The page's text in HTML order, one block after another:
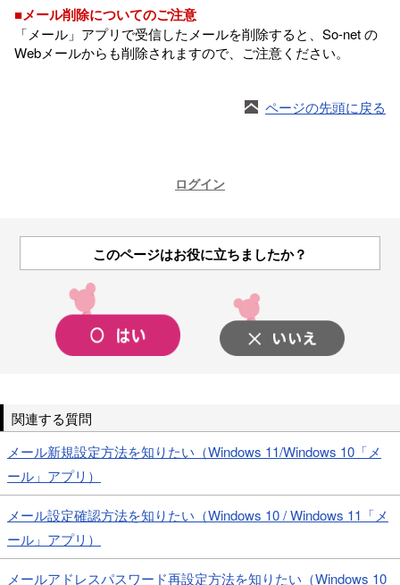
■メール削除についてのご注意
「メール」アプリで受信したメールを削除すると、So-net の
Webメールからも削除されますので、ご注意ください。
ページの先頭に戻る
ログイン
このページはお役に立ちましたか？
関連する質問
メール新規設定方法を知りたい（Windows 11/Windows 10「メ
ール」アプリ）
メール設定確認方法を知りたい（Windows 10 / Windows 11「メ
ール」アプリ）
メールアドレスパスワード再設定方法を知りたい（Windows 10